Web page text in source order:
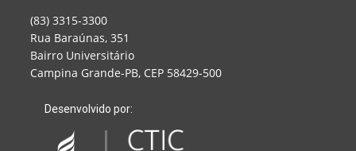
(83) 3315-3300
Rua Baraúnas, 351
Bairro Universitário
Campina Grande-PB, CEP 58429-500
Desenvolvido por: